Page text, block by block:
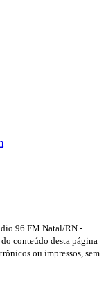
96 FM Natal/RN -
conteúdo desta página
ou impressos, sem